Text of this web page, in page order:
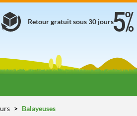
Retour gratuit sous 30 jours
Balayeuses